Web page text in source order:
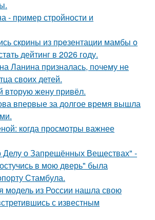
- пример стройности и
скрины из пpeзентации мамбы o
дейтинг в 2026 году.
Ланина призналась, почему не
своих детей.
жену привёл.
впервые за долгое время вышла
когда просмотры важнее
Делу о Запрещённых Веществах" -
в мою дверь" была
Стамбула.
модель из России нашла свою
с известным